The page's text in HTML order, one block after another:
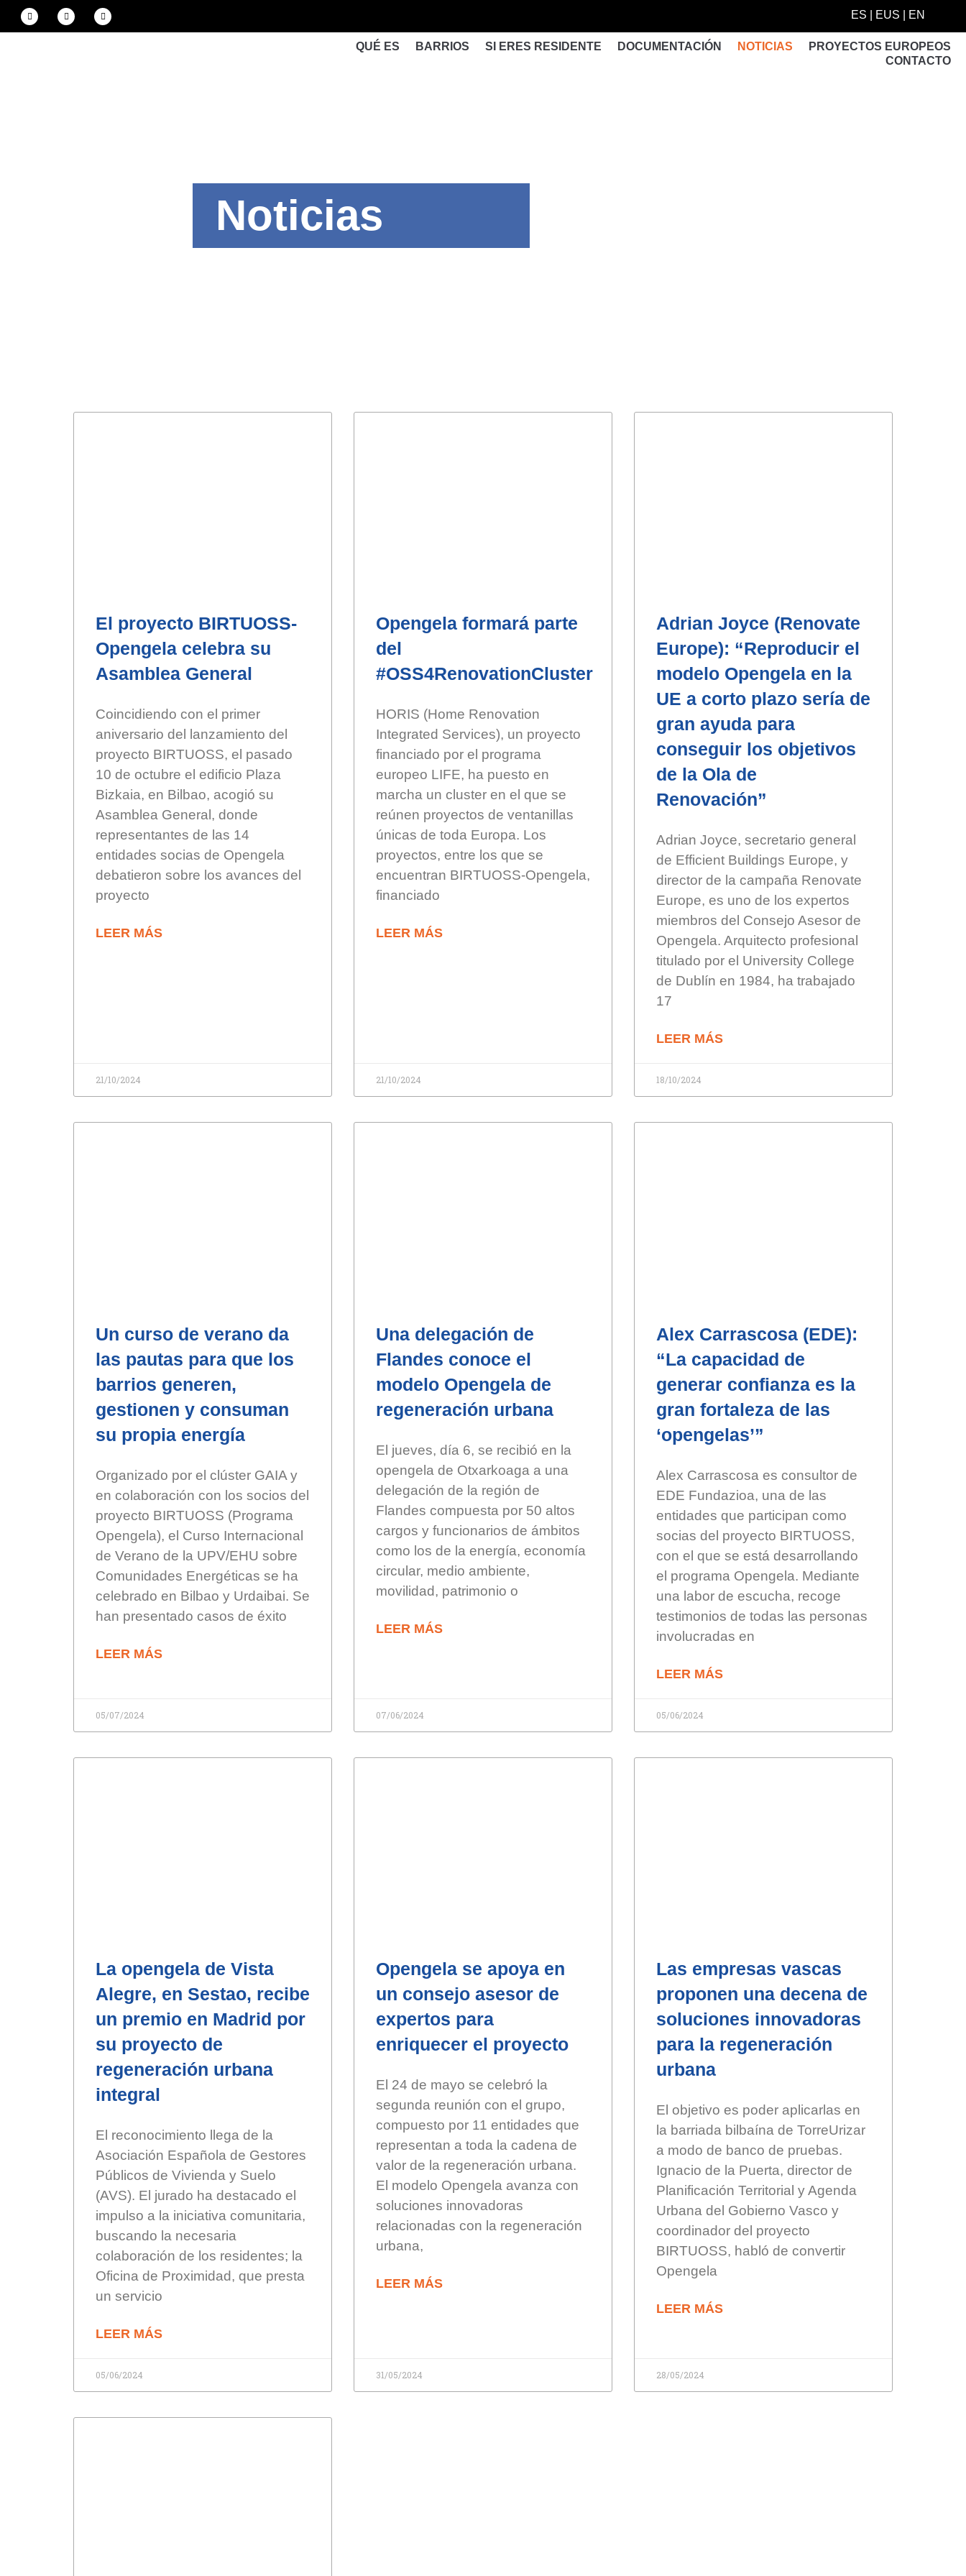
ES EUS EN
QUÉ ES BARRIOS SI ERES RESIDENTE DOCUMENTACIÓN NOTICIAS
PROYECTOS EUROPEOS
CONTACTO
Noticias
El proyecto BIRTUOSS-
Opengela celebra su
Asamblea General
Coincidiendo con el primer
aniversario del lanzamiento del
proyecto BIRTUOSS, el pasado
10 de octubre el edificio Plaza
Bizkaia, en Bilbao, acogió su
Asamblea General, donde
representantes de las 14
entidades socias de Opengela
debatieron sobre los avances del
proyecto
LEER MÁS
21/10/2024
Opengela formará parte
del
#OSS4RenovationCluster
HORIS (Home Renovation
Integrated Services), un proyecto
financiado por el programa
europeo LIFE, ha puesto en
marcha un cluster en el que se
reúnen proyectos de ventanillas
únicas de toda Europa. Los
proyectos, entre los que se
encuentran BIRTUOSS-Opengela,
financiado
LEER MÁS
21/10/2024
Adrian Joyce (Renovate
Europe): “Reproducir el
modelo Opengela en la
UE a corto plazo sería de
gran ayuda para
conseguir los objetivos
de la Ola de
Renovación”
Adrian Joyce, secretario general
de Efficient Buildings Europe, y
director de la campaña Renovate
Europe, es uno de los expertos
miembros del Consejo Asesor de
Opengela. Arquitecto profesional
titulado por el University College
de Dublín en 1984, ha trabajado
17
LEER MÁS
18/10/2024
Un curso de verano da
las pautas para que los
barrios generen,
gestionen y consuman
su propia energía
Organizado por el clúster GAIA y
en colaboración con los socios del
proyecto BIRTUOSS (Programa
Opengela), el Curso Internacional
de Verano de la UPV/EHU sobre
Comunidades Energéticas se ha
celebrado en Bilbao y Urdaibai. Se
han presentado casos de éxito
LEER MÁS
05/07/2024
Una delegación de
Flandes conoce el
modelo Opengela de
regeneración urbana
El jueves, día 6, se recibió en la
opengela de Otxarkoaga a una
delegación de la región de
Flandes compuesta por 50 altos
cargos y funcionarios de ámbitos
como los de la energía, economía
circular, medio ambiente,
movilidad, patrimonio o
LEER MÁS
07/06/2024
Alex Carrascosa (EDE):
“La capacidad de
generar confianza es la
gran fortaleza de las
‘opengelas’”
Alex Carrascosa es consultor de
EDE Fundazioa, una de las
entidades que participan como
socias del proyecto BIRTUOSS,
con el que se está desarrollando
el programa Opengela. Mediante
una labor de escucha, recoge
testimonios de todas las personas
involucradas en
LEER MÁS
05/06/2024
La opengela de Vista
Alegre, en Sestao, recibe
un premio en Madrid por
su proyecto de
regeneración urbana
integral
El reconocimiento llega de la
Asociación Española de Gestores
Públicos de Vivienda y Suelo
(AVS). El jurado ha destacado el
impulso a la iniciativa comunitaria,
buscando la necesaria
colaboración de los residentes; la
Oficina de Proximidad, que presta
un servicio
LEER MÁS
05/06/2024
Opengela se apoya en
un consejo asesor de
expertos para
enriquecer el proyecto
El 24 de mayo se celebró la
segunda reunión con el grupo,
compuesto por 11 entidades que
representan a toda la cadena de
valor de la regeneración urbana.
El modelo Opengela avanza con
soluciones innovadoras
relacionadas con la regeneración
urbana,
LEER MÁS
31/05/2024
Las empresas vascas
proponen una decena de
soluciones innovadoras
para la regeneración
urbana
El objetivo es poder aplicarlas en
la barriada bilbaína de TorreUrizar
a modo de banco de pruebas.
Ignacio de la Puerta, director de
Planificación Territorial y Agenda
Urbana del Gobierno Vasco y
coordinador del proyecto
BIRTUOSS, habló de convertir
Opengela
LEER MÁS
28/05/2024